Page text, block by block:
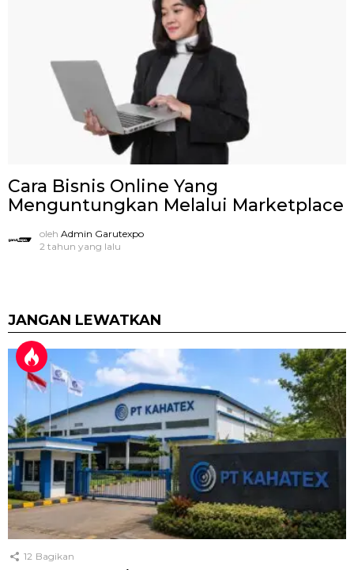
Cara Bisnis Online Yang
Menguntungkan Melalui Marketplace
oleh Admin Garutexpo
2 tahun yang lalu
JANGAN LEWATKAN
12 Bagikan